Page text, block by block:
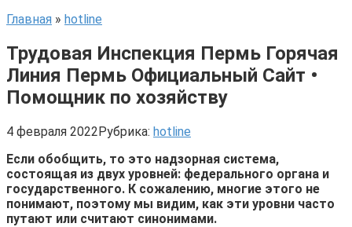
Главная » hotline
Трудовая Инспекция Пермь Горячая
Линия Пермь Официальный Сайт •
Помощник по хозяйству
4 февраля 2022Рубрика: hotline
Если обобщить, то это надзорная система,
состоящая из двух уровней: федерального органа и
государственного. К сожалению, многие этого не
понимают, поэтому мы видим, как эти уровни часто
путают или считают синонимами.